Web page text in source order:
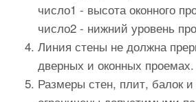
число1 - высота оконного
число2 - нижний уровень
Линия стены не должна
дверных и оконных проемах.
Размеры стен, плит, балок